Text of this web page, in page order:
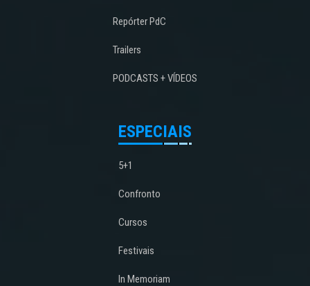
Repórter PdC
Trailers
PODCASTS + VÍDEOS
ESPECIAIS
5+1
Confronto
Cursos
Festivais
In Memoriam